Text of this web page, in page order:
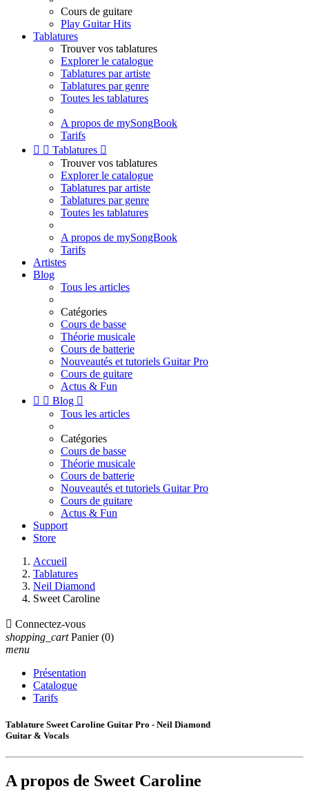
Cours de guitare
Play Guitar Hits
Tablatures
Trouver vos tablatures
Explorer le catalogue
Tablatures par artiste
Tablatures par genre
Toutes les tablatures
A propos de mySongBook
Tarifs
  Tablatures 
Trouver vos tablatures
Explorer le catalogue
Tablatures par artiste
Tablatures par genre
Toutes les tablatures
A propos de mySongBook
Tarifs
Artistes
Blog
Tous les articles
Catégories
Cours de basse
Théorie musicale
Cours de batterie
Nouveautés et tutoriels Guitar Pro
Cours de guitare
Actus & Fun
  Blog 
Tous les articles
Catégories
Cours de basse
Théorie musicale
Cours de batterie
Nouveautés et tutoriels Guitar Pro
Cours de guitare
Actus & Fun
Support
Store
Accueil
Tablatures
Neil Diamond
Sweet Caroline
 Connectez-vous
shopping_cart Panier (0)
menu
Présentation
Catalogue
Tarifs
Tablature Sweet Caroline Guitar Pro - Neil Diamond
Guitar & Vocals
A propos de Sweet Caroline